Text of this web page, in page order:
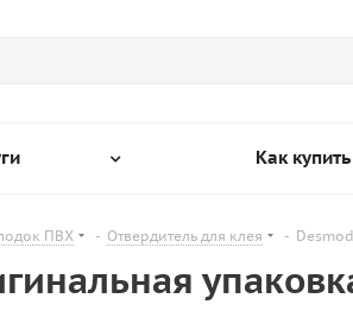
Как купить
ПВХ - Отвердитель для клея -